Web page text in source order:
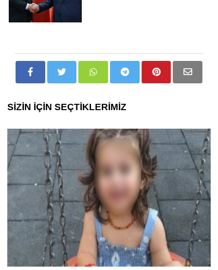
SİZİN İÇİN SEÇTİKLERİMİZ